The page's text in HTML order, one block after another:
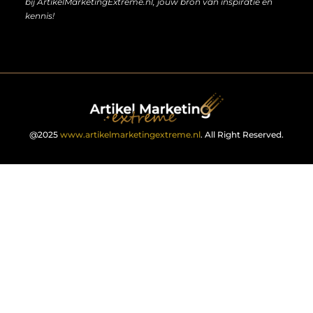
kennis!
@2025 www.artikelmarketingextreme.nl. All Right Reserved.